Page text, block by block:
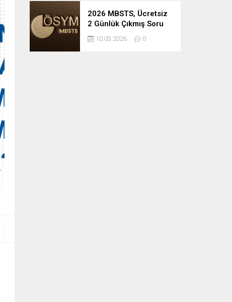
2026 MBSTS, Ücretsiz
2 Günlük Çıkmış Soru
Çözüm Kampı
10.03.2026 0